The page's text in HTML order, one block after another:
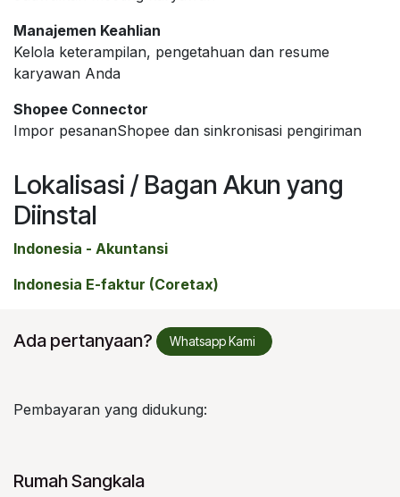
Manajemen Keahlian
Kelola keterampilan, pengetahuan dan resume
karyawan Anda
Shopee Connector
Impor pesananShopee dan sinkronisasi pengiriman
Lokalisasi / Bagan Akun yang
Diinstal
Indonesia - Akuntansi
Indonesia E-faktur (Coretax)
Ada pertanyaan? Whatsapp Kami
Pembayaran yang didukung:
Rumah Sangkala